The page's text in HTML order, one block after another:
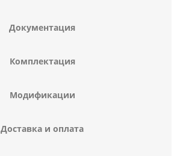
Документация
Комплектация
Модификации
Доставка и оплата